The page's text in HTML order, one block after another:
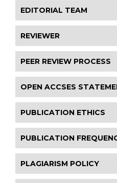
EDITORIAL TEAM
REVIEWER
PEER REVIEW PROCESS
OPEN ACCSES
PUBLICATION ETHICS
PUBLICATION
PLAGIARISM POLICY